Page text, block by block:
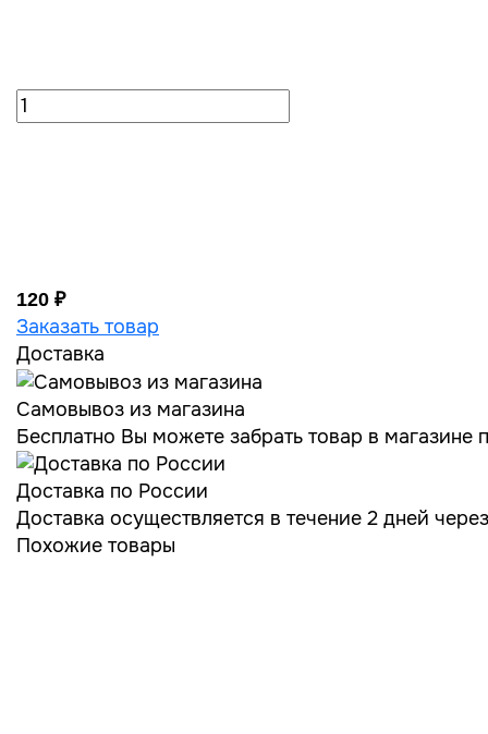
120 ₽
Заказать товар
Доставка
Самовывоз из магазина
Бесплатно Вы можете забрать товар в
Доставка по России
Доставка осуществляется в течение 2 дней
Похожие товары